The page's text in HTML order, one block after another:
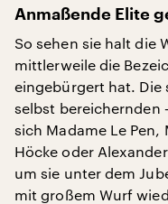
Anmaßende Elite
So sehen sie halt die
mittlerweile die
eingebürgert hat. Die
selbst bereichernden
sich Madame Le Pen,
Höcke oder
um sie unter dem
mit großem Wurf